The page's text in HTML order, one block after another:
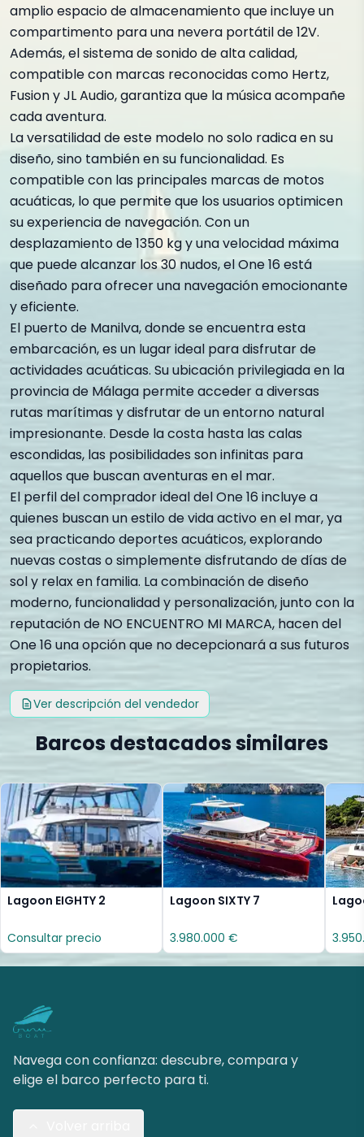
amplio espacio de almacenamiento que incluye un
compartimento para una nevera portátil de 12V.
Además, el sistema de sonido de alta calidad,
compatible con marcas reconocidas como Hertz,
Fusion y JL Audio, garantiza que la música acompañe
cada aventura.
La versatilidad de este modelo no solo radica en su
diseño, sino también en su funcionalidad. Es
compatible con las principales marcas de motos
acuáticas, lo que permite que los usuarios optimicen
su experiencia de navegación. Con un
desplazamiento de 1350 kg y una velocidad máxima
que puede alcanzar los 30 nudos, el One 16 está
diseñado para ofrecer una navegación emocionante
y eficiente.
El puerto de Manilva, donde se encuentra esta
embarcación, es un lugar ideal para disfrutar de
actividades acuáticas. Su ubicación privilegiada en la
provincia de Málaga permite acceder a diversas
rutas marítimas y disfrutar de un entorno natural
impresionante. Desde la costa hasta las calas
escondidas, las posibilidades son infinitas para
aquellos que buscan aventuras en el mar.
El perfil del comprador ideal del One 16 incluye a
quienes buscan un estilo de vida activo en el mar, ya
sea practicando deportes acuáticos, explorando
nuevas costas o simplemente disfrutando de días de
sol y relax en familia. La combinación de diseño
moderno, funcionalidad y personalización, junto con la
reputación de NO ENCUENTRO MI MARCA, hacen del
One 16 una opción que no decepcionará a sus futuros
propietarios.
Ver descripción del vendedor
Barcos destacados similares
Lagoon EIGHTY 2
Consultar precio
Lagoon SIXTY 7
3.980.000 €
Navega con confianza: descubre, compara y
elige el barco perfecto para ti.